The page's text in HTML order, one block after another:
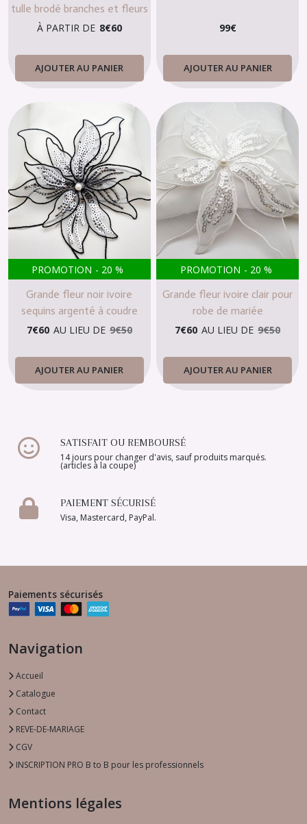
tulle brodé branches et fleurs
À PARTIR DE 8€60
AJOUTER AU PANIER
99€
AJOUTER AU PANIER
PROMOTION - 20 %
Grande fleur noir ivoire
sequins argenté à coudre
7€60 AU LIEU DE 9€50
AJOUTER AU PANIER
PROMOTION - 20 %
Grande fleur ivoire clair pour
robe de mariée
7€60 AU LIEU DE 9€50
AJOUTER AU PANIER
SATISFAIT OU REMBOURSÉ
14 jours pour changer d'avis, sauf produits marqués.
(articles à la coupe)
PAIEMENT SÉCURISÉ
Visa, Mastercard, PayPal.
Paiements sécurisés
Navigation
Accueil
Catalogue
Contact
REVE-DE-MARIAGE
CGV
INSCRIPTION PRO B to B pour les professionnels
Mentions légales